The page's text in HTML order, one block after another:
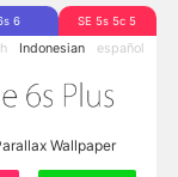
6 SE 5s 5c 5
Indonesian español
Wallpaper